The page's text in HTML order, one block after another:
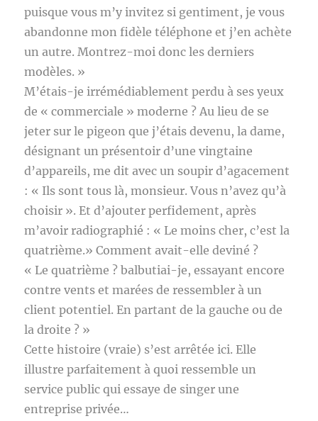
puisque vous m’y invitez si gentiment, je vous
abandonne mon fidèle téléphone et j’en achète
un autre. Montrez-moi donc les derniers
modèles. »
M’étais-je irrémédiablement perdu à ses yeux
de « commerciale » moderne ? Au lieu de se
jeter sur le pigeon que j’étais devenu, la dame,
désignant un présentoir d’une vingtaine
d’appareils, me dit avec un soupir d’agacement
: « Ils sont tous là, monsieur. Vous n’avez qu’à
choisir ». Et d’ajouter perfidement, après
m’avoir radiographié : « Le moins cher, c’est la
quatrième.» Comment avait-elle deviné ?
« Le quatrième ? balbutiai-je, essayant encore
contre vents et marées de ressembler à un
client potentiel. En partant de la gauche ou de
la droite ? »
Cette histoire (vraie) s’est arrêtée ici. Elle
illustre parfaitement à quoi ressemble un
service public qui essaye de singer une
entreprise privée…